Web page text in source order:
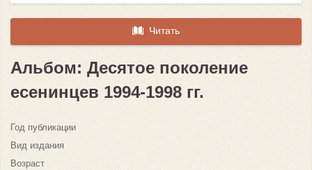
Читать
Альбом: Десятое поколение
есенинцев 1994-1998 гг.
Год публикации
Вид издания
Возраст